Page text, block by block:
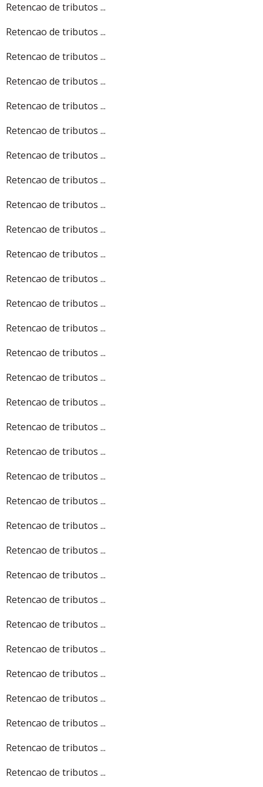
Retencao de tributos ...
Retencao de tributos ...
Retencao de tributos ...
Retencao de tributos ...
Retencao de tributos ...
Retencao de tributos ...
Retencao de tributos ...
Retencao de tributos ...
Retencao de tributos ...
Retencao de tributos ...
Retencao de tributos ...
Retencao de tributos ...
Retencao de tributos ...
Retencao de tributos ...
Retencao de tributos ...
Retencao de tributos ...
Retencao de tributos ...
Retencao de tributos ...
Retencao de tributos ...
Retencao de tributos ...
Retencao de tributos ...
Retencao de tributos ...
Retencao de tributos ...
Retencao de tributos ...
Retencao de tributos ...
Retencao de tributos ...
Retencao de tributos ...
Retencao de tributos ...
Retencao de tributos ...
Retencao de tributos ...
Retencao de tributos ...
Retencao de tributos ...